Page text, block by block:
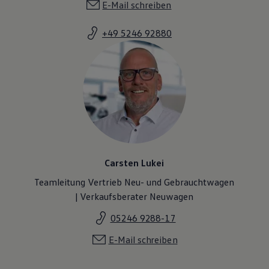
Transport
Familie
Elektromobilität
Volkswagen R
Pannen- und Unfallhilfe
Volkswagen Kundenbetreuung
E-Mail schreiben
+49 5246 92880
Carsten Lukei
Teamleitung Vertrieb Neu- und Gebrauchtwagen
| Verkaufsberater Neuwagen
05246 9288-17
E-Mail schreiben